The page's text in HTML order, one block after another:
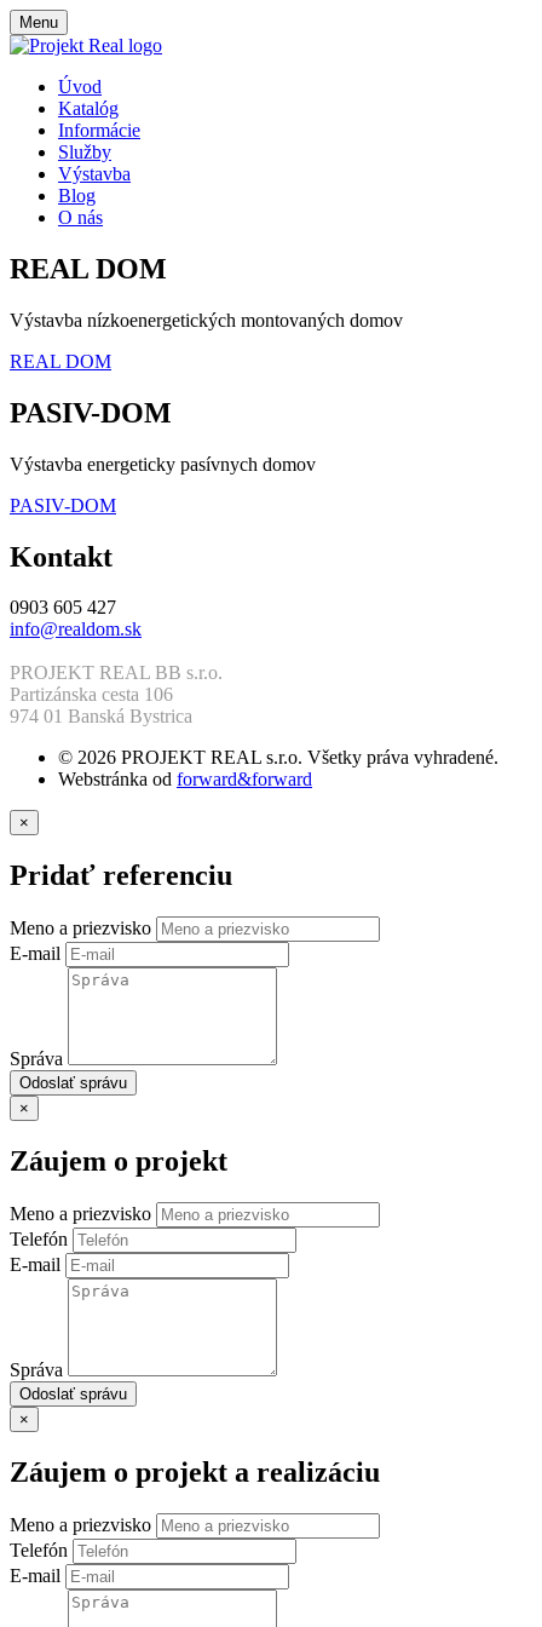
Menu
Úvod
Katalóg
Informácie
Služby
Výstavba
Blog
O nás
REAL DOM
Výstavba nízkoenergetických montovaných domov
REAL DOM
PASIV-DOM
Výstavba energeticky pasívnych domov
PASIV-DOM
Kontakt
0903 605 427
info@realdom.sk
PROJEKT REAL BB s.r.o.
Partizánska cesta 106
974 01 Banská Bystrica
© 2026 PROJEKT REAL s.r.o. Všetky práva vyhradené.
Webstránka od forward&forward
×
Pridať referenciu
Meno a priezvisko
E-mail
Správa
Odoslať správu
×
Záujem o projekt
Meno a priezvisko
Telefón
E-mail
Správa
Odoslať správu
×
Záujem o projekt a realizáciu
Meno a priezvisko
Telefón
E-mail